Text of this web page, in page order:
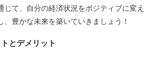
じて、自分の経済状況をポジティブに変え
、豊かな未来を築いていきましょう！
とデメリット